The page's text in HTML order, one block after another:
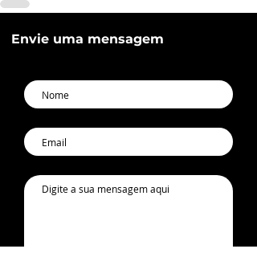
Envie uma mensagem